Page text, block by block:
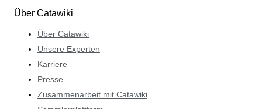
Über Catawiki
Über Catawiki
Unsere Experten
Karriere
Presse
Zusammenarbeit mit Catawiki